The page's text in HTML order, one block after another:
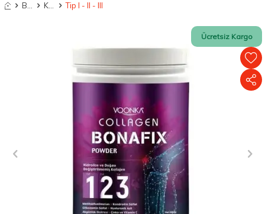
Anasayfa Tip I - II - III
Ücretsiz Kargo